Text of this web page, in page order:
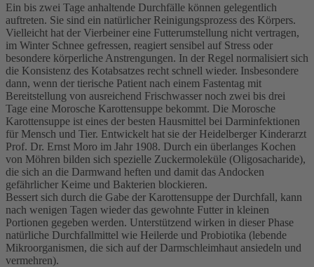
Ein bis zwei Tage anhaltende Durchfälle können gelegentlich
auftreten. Sie sind ein natürlicher Reinigungsprozess des Körpers.
Vielleicht hat der Vierbeiner eine Futterumstellung nicht vertragen,
im Winter Schnee gefressen, reagiert sensibel auf Stress oder
besondere körperliche Anstrengungen. In der Regel normalisiert sich
die Konsistenz des Kotabsatzes recht schnell wieder. Insbesondere
dann, wenn der tierische Patient nach einem Fastentag mit
Bereitstellung von ausreichend Frischwasser noch zwei bis drei
Tage eine Morosche Karottensuppe bekommt. Die Morosche
Karottensuppe ist eines der besten Hausmittel bei Darminfektionen
für Mensch und Tier. Entwickelt hat sie der Heidelberger Kinderarzt
Prof. Dr. Ernst Moro im Jahr 1908. Durch ein überlanges Kochen
von Möhren bilden sich spezielle Zuckermoleküle (Oligosacharide),
die sich an die Darmwand heften und damit das Andocken
gefährlicher Keime und Bakterien blockieren.
Bessert sich durch die Gabe der Karottensuppe der Durchfall, kann
nach wenigen Tagen wieder das gewohnte Futter in kleinen
Portionen gegeben werden. Unterstützend wirken in dieser Phase
natürliche Durchfallmittel wie Heilerde und Probiotika (lebende
Mikroorganismen, die sich auf der Darmschleimhaut ansiedeln und
vermehren).